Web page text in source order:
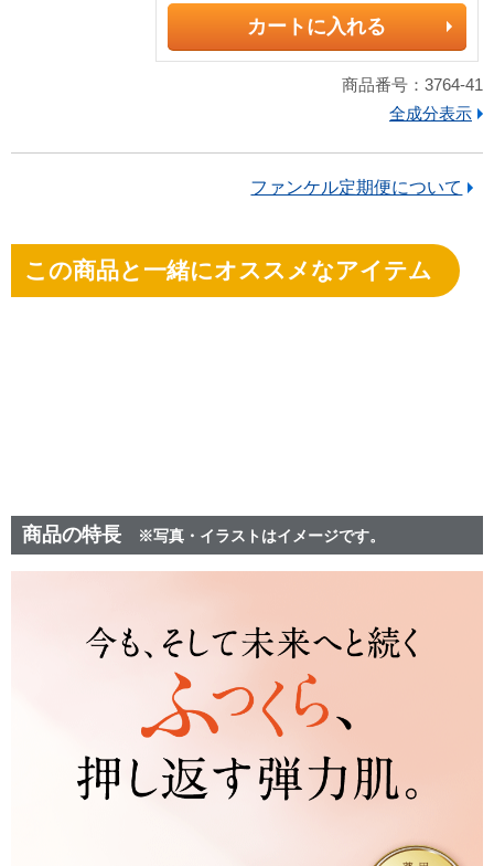
カートに入れる
商品番号：3764-41
全成分表示
ファンケル定期便について
この商品と一緒にオススメなアイテム
商品の特長 ※写真・イラストはイメージです。